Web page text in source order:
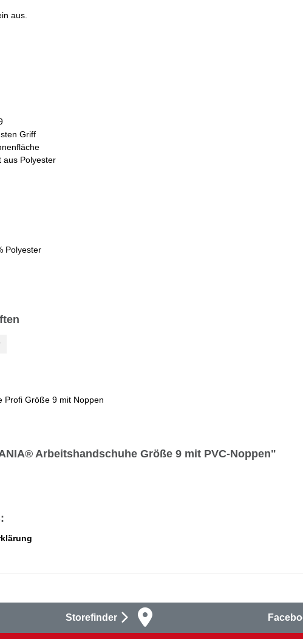
aus.
Griff
aus Polyester
Polyester
Profi Größe 9 mit Noppen
Arbeitshandschuhe Größe 9 mit PVC-Noppen"
Storefinder